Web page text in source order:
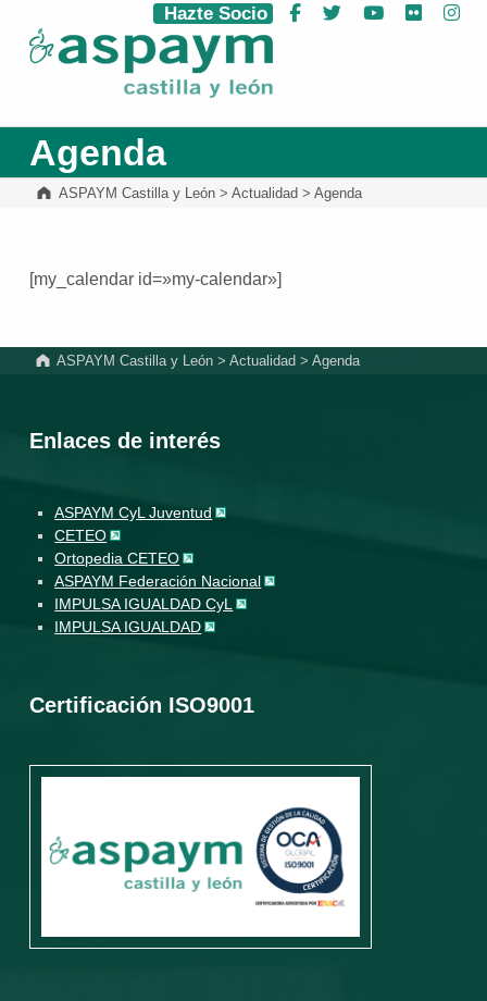
ASPAYM Castilla y León
Hazte Socio Facebook
Twitter YouTube
Flickr
Agenda
ASPAYM Castilla y León> Actualidad > Agenda
[my_calendar id=»my-calendar»]
ASPAYM Castilla y León >Actualidad >Agenda
Enlaces de interés
ASPAYM CyL Juventud
CETEO
Ortopedia CETEO
ASPAYM Federación Nacional
IMPULSA IGUALDAD CyL
IMPULSA IGUALDAD
Certificación ISO9001